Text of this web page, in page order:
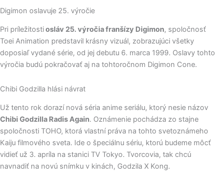
Digimon oslavuje 25. výročie
Pri príležitostiosláv 25. výročia franšízy Digimon, spoločnosť
Toei Animation predstavil krásny vizuál, zobrazujúci všetky
doposiaľ vydané série, od jej debutu 6. marca 1999. Oslavy tohto
výročia budú pokračovať aj na tohtoročnom Digimon Cone.
Chibi Godzilla hlási návrat
Už tento rok dorazí nová séria anime seriálu, ktorý nesie názov
Chibi Godzilla Radis Again. Oznámenie pochádza zo stajne
spoločnosti TOHO, ktorá vlastní práva na tohto svetoznámeho
Kaiju filmového sveta. Ide o špeciálnu sériu, ktorú budeme môcť
vidieť už 3. apríla na stanici TV Tokyo. Tvorcovia, tak chcú
navnadiť na novú snímku v kinách, Godzila X Kong.